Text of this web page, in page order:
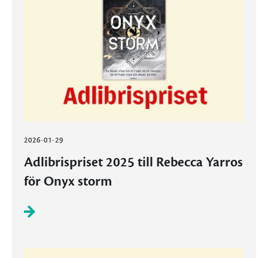
2026-01-29
Adlibrispriset 2025 till Rebecca Yarros
för Onyx storm